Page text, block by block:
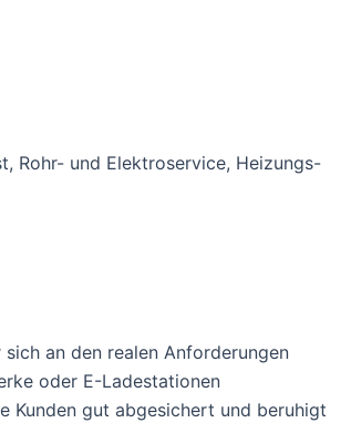
Rohr- und Elektroservice, Heizungs-
an den realen Anforderungen
oder E-Ladestationen
Kunden gut abgesichert und beruhigt